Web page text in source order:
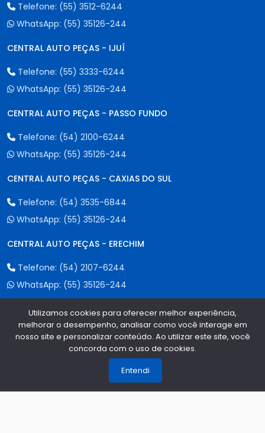
Telefone: (55) 3512-6244
WhatsApp: (55) 35126-244
CENTRAL AUTO PEÇAS - IJUÍ
Telefone: (55) 3333-6244
WhatsApp: (55) 35126-244
CENTRAL AUTO PEÇAS - PASSO FUNDO
Telefone: (54) 2100-6244
WhatsApp: (55) 35126-244
CENTRAL AUTO PEÇAS - CAXIAS DO SUL
Telefone: (54) 3535-6844
WhatsApp: (55) 35126-244
CENTRAL AUTO PEÇAS - ERECHIM
Telefone: (54) 2107-6244
WhatsApp: (55) 35126-244
Formas de Pagamento
Utilizamos cookies para oferecer melhor experiência,
melhorar o desempenho, analisar como você interage em
nosso site e personalizar conteúdo. Ao utilizar este site, você
concorda com o uso de cookies.
Entendi